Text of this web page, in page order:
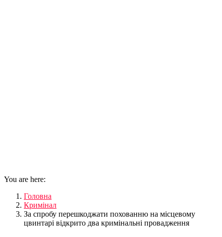
You are here:
Головна
Кримінал
За спробу перешкоджати похованню на місцевому
цвинтарі відкрито два кримінальні провадження